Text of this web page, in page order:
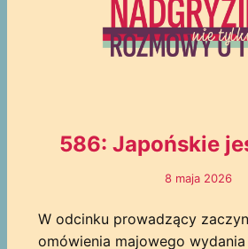
586: Japońskie
8 maja 2026
W odcinku prowadzący
omówienia majowego